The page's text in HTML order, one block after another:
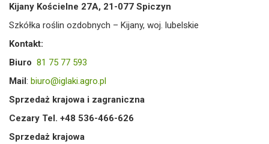
Kijany Kościelne 27A, 21-077 Spiczyn
Szkółka roślin ozdobnych – Kijany, woj. lubelskie
Kontakt:
Biuro 81 75 77 593
Mail: biuro@iglaki.agro.pl
Sprzedaż krajowa i zagraniczna
Cezary Tel. +48 536-466-626
Sprzedaż krajowa